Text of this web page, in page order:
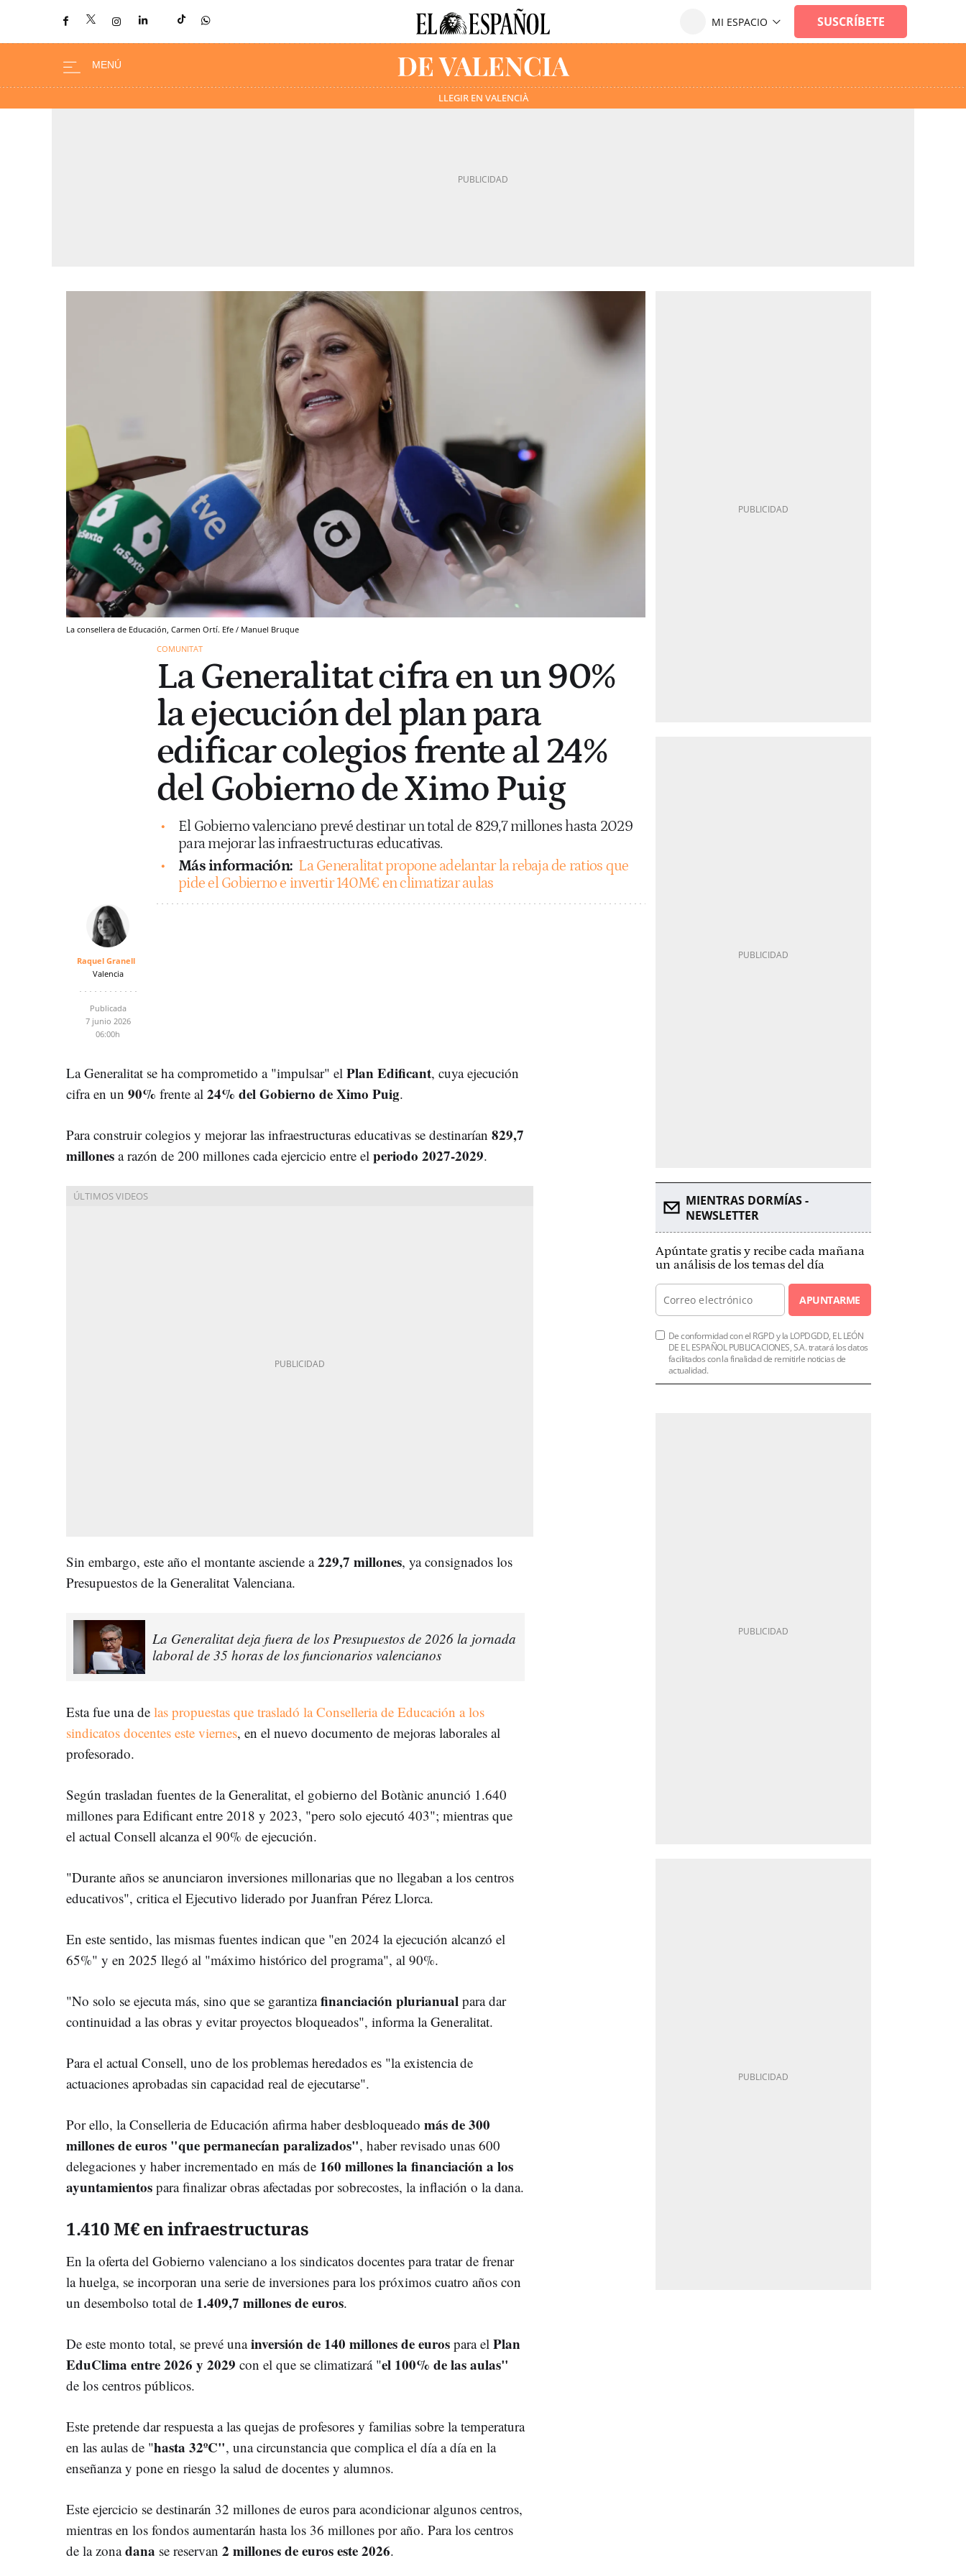
LLEGIR EN VALENCIÀ
La consellera de Educación, Carmen Ortí. Efe / Manuel Bruque
COMUNITAT
La Generalitat cifra en un 90%
la ejecución del plan para
edificar colegios frente al 24%
del Gobierno de Ximo Puig
El Gobierno valenciano prevé destinar un total de 829,7 millones hasta 2029
para mejorar las infraestructuras educativas.
Más información: La Generalitat propone adelantar la rebaja de ratios que
pide el Gobierno e invertir 140M€ en climatizar aulas
Raquel Granell
Valencia
Publicada
7 junio 2026
06:00h
La Generalitat se ha comprometido a "impulsar" el Plan Edificant, cuya ejecución
cifra en un 90% frente al 24% del Gobierno de Ximo Puig.
Para construir colegios y mejorar las infraestructuras educativas se destinarían 829,7
millones a razón de 200 millones cada ejercicio entre el periodo 2027-2029.
Sin embargo, este año el montante asciende a229,7 millones, ya consignados los
Presupuestos de la Generalitat Valenciana.
La Generalitat deja fuera de los Presupuestos de 2026 la jornada
laboral de 35 horas de los funcionarios valencianos
Esta fue una de las propuestas que trasladó la Conselleria de Educación a los
sindicatos docentes este viernes, en el nuevo documento de mejoras laborales al
profesorado.
Según trasladan fuentes de la Generalitat, el gobierno del Botànic anunció 1.640
millones para Edificant entre 2018 y 2023, "pero solo ejecutó 403"; mientras que
el actual Consell alcanza el 90% de ejecución.
"Durante años se anunciaron inversiones millonarias que no llegaban a los centros
educativos", critica el Ejecutivo liderado por Juanfran Pérez Llorca.
En este sentido, las mismas fuentes indican que "en 2024 la ejecución alcanzó el
65%" y en 2025 llegó al "máximo histórico del programa", al 90%.
"No solo se ejecuta más, sino que se garantizafinanciación plurianual para dar
continuidad a las obras y evitar proyectos bloqueados", informa la Generalitat.
Para el actual Consell, uno de los problemas heredados es "la existencia de
actuaciones aprobadas sin capacidad real de ejecutarse".
Por ello, la Conselleria de Educación afirma haber desbloqueado más de 300
millones de euros "que permanecían paralizados", haber revisado unas 600
delegaciones y haber incrementado en más de 160 millones la financiación a los
ayuntamientos para finalizar obras afectadas por sobrecostes, la inflación o la dana.
1.410 M€ en infraestructuras
En la oferta del Gobierno valenciano a los sindicatos docentes para tratar de frenar
la huelga, se incorporan una serie de inversiones para los próximos cuatro años con
un desembolso total de 1.409,7 millones de euros.
De este monto total, se prevé unainversión de 140 millones de euros para el Plan
EduClima entre 2026 y 2029 con el que se climatizará "el 100% de las aulas"
de los centros públicos.
Este pretende dar respuesta a las quejas de profesores y familias sobre la temperatura
en las aulas de "hasta 32ºC", una circunstancia que complica el día a día en la
enseñanza y pone en riesgo la salud de docentes y alumnos.
Este ejercicio se destinarán 32 millones de euros para acondicionar algunos centros,
mientras en los fondos aumentarán hasta los 36 millones por año. Para los centros
de la zonadana se reservan 2 millones de euros este 2026.
MIENTRAS DORMÍAS -
NEWSLETTER
Apúntate gratis y recibe cada mañana
un análisis de los temas del día
APUNTARME
De conformidad con el RGPD y la LOPDGDD, EL LEÓN
DE EL ESPAÑOL PUBLICACIONES, S.A. tratará los datos
facilitados con la finalidad de remitirle noticias de
actualidad.